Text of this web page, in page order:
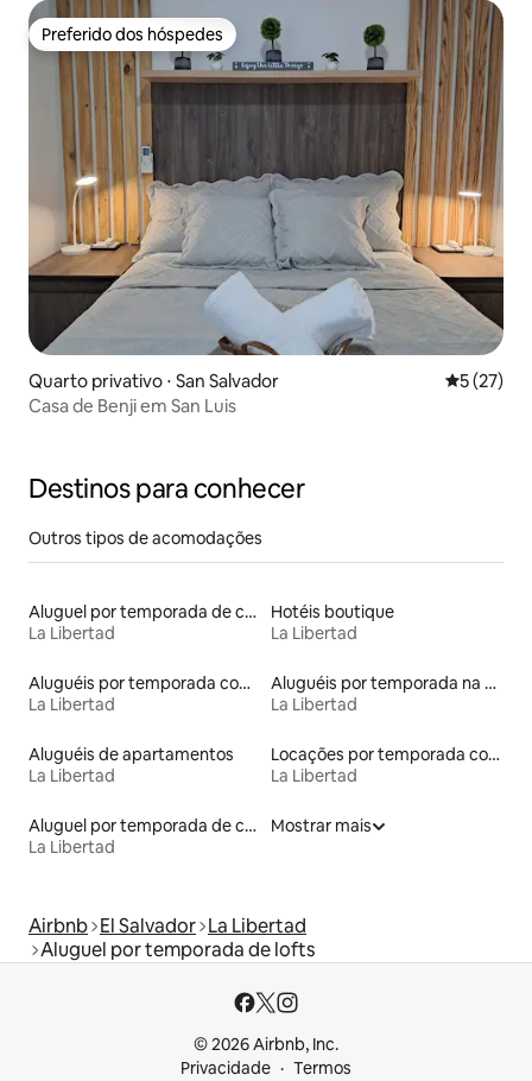
Preferido dos hóspedes
Preferido dos hóspedes
Quarto privativo ⋅ San Salvador 5 de uma
5 (27)
Casa de Benji em San Luis
Destinos para conhecer
Outros tipos de acomodações
Aluguel por temporada de casas de veraneio
La Libertad
Hotéis boutique
La Libertad
Aluguéis por temporada com café da manhã
La Libertad
Aluguéis por temporada na orla
La Libertad
Aluguéis de apartamentos
La Libertad
Locações por temporada com piscina
La Libertad
Aluguel por temporada de casas de hóspedes
La Libertad
Mostrar mais
Airbnb El Salvador La Libertad
Aluguel por temporada de lofts
© 2026 Airbnb, Inc.
Privacidade
Termos